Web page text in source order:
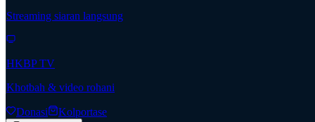
Streaming siaran langsung
HKBP TV
Khotbah & video rohani
Donasi Kolportase